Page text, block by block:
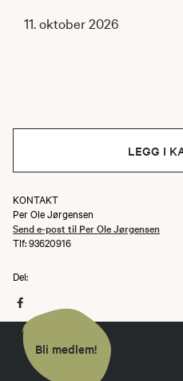
11. oktober 2026
LEGG I
KONTAKT
Per Ole Jørgensen
Send e-post til Per Ole Jørgensen
Tlf: 93620916
Del:
Bli medlem!